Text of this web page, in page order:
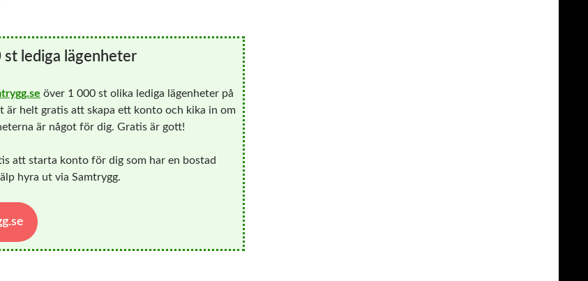
lediga lägenheter
över 1 000 st olika lediga lägenheter på
är helt gratis att skapa ett konto och kika in om
är något för dig. Gratis är gott!
att starta konto för dig som har en bostad
hyra ut via Samtrygg.